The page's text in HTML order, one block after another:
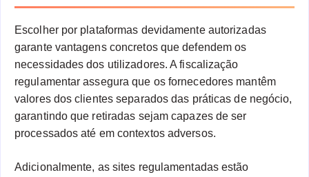
Escolher por plataformas devidamente autorizadas
garante vantagens concretos que defendem os
necessidades dos utilizadores. A fiscalização
regulamentar assegura que os fornecedores mantêm
valores dos clientes separados das práticas de negócio,
garantindo que retiradas sejam capazes de ser
processados até em contextos adversos.
Adicionalmente, as sites regulamentadas estão